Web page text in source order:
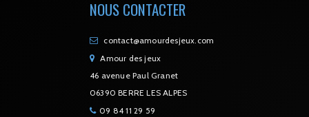
NOUS CONTACTER
contact@amourdesjeux.com
Amour des jeux
46 avenue Paul Granet
06390 BERRE LES ALPES
09 84 11 29 59